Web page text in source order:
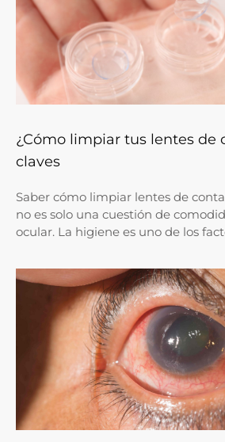
¿Cómo limpiar tus lentes de
claves
Saber cómo limpiar lentes de
no es solo una cuestión de
ocular. La higiene es uno de los